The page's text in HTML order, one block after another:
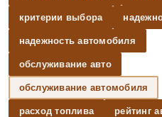
критерии выбора
надежность автомобиля
обслуживание авто
обслуживание автомобиля
расход топлива рейтинг